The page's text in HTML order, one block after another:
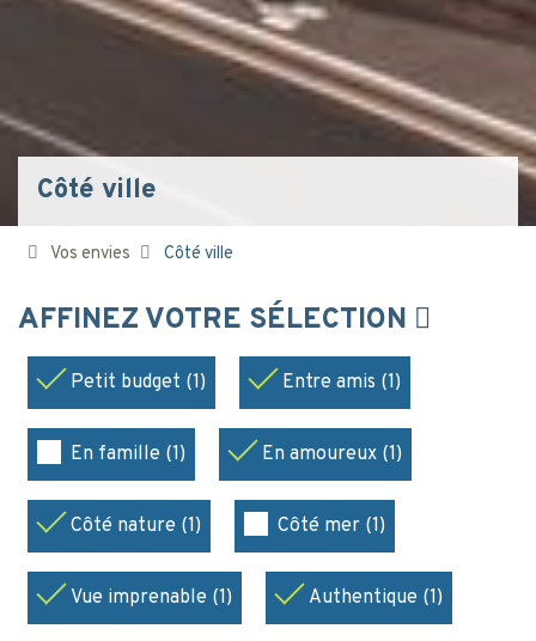
Côté ville
Vos envies Côté ville
AFFINEZ VOTRE SÉLECTION
Petit budget (1) Entre amis (1)
En famille (1) En amoureux (1)
Côté nature (1) Côté mer (1)
Vue imprenable (1) Authentique (1)